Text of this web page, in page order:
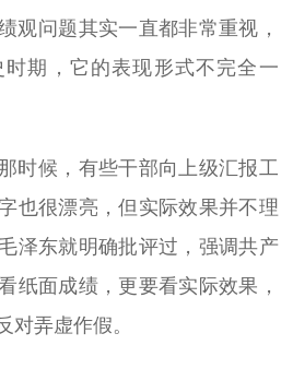
问题其实一直都非常重视，
期，它的表现形式不完全一
候，有些干部向上级汇报工
也很漂亮，但实际效果并不理
泽东就明确批评过，强调共产
纸面成绩，更要看实际效果，
弄虚作假。